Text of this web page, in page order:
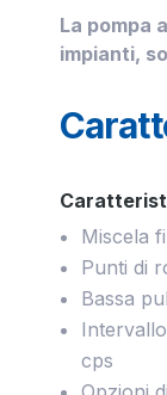
La pompa
impianti,
Miscela
Punti di
Bassa
cps